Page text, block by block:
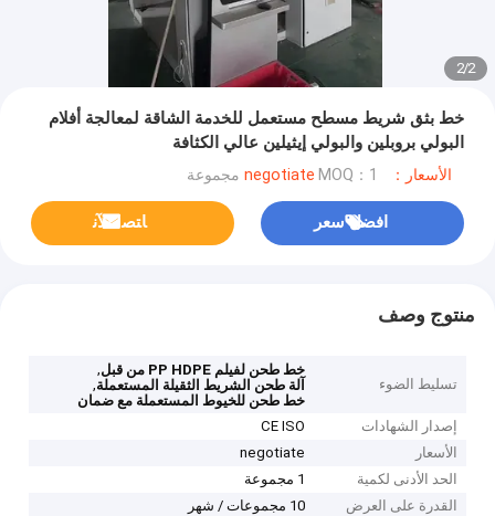
2
/
2
خط بثق شريط مسطح مستعمل للخدمة الشاقة لمعالجة أفلام
البولي بروبلين والبولي إيثيلين عالي الكثافة
الأسعار：negotiate MOQ：1 مجموعة
افضل سعر ﺎﺘﺼﻟ ﺍﻶﻧ
منتوج وصف
تسليط الضوء
خط طحن لفيلم PP HDPE من قبل
,
آلة طحن الشريط الثقيلة المستعملة,
خط طحن للخيوط المستعملة مع ضمان
إصدار الشهادات
CE ISO
الأسعار
negotiate
الحد الأدنى لكمية
1 مجموعة
القدرة على العرض
10 مجموعات / شهر